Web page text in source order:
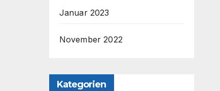
Januar 2023
November 2022
Kategorien